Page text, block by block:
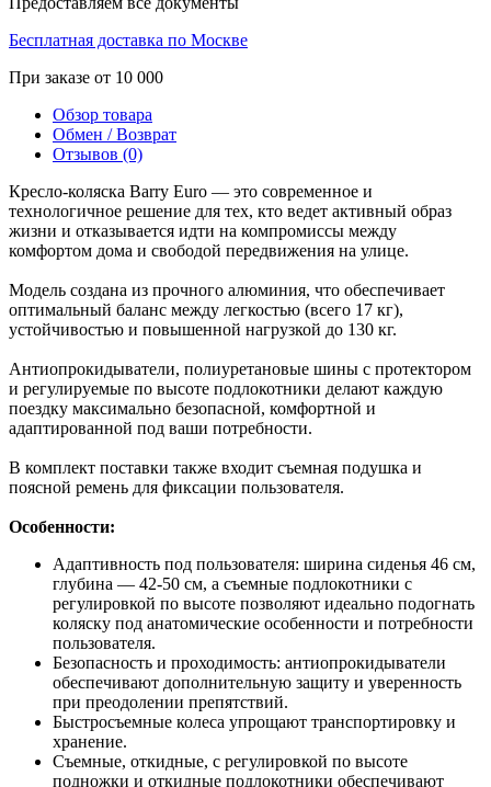
Бесплатная доставка по Москве
При заказе от 10 000
Обзор товара
Обмен / Возврат
Отзывов (0)
Кресло-коляска Barry Euro — это современное и
технологичное решение для тех, кто ведет активный образ
жизни и отказывается идти на компромиссы между
комфортом дома и свободой передвижения на улице.
Модель создана из прочного алюминия, что обеспечивает
оптимальный баланс между легкостью (всего 17 кг),
устойчивостью и повышенной нагрузкой до 130 кг.
Антиопрокидыватели, полиуретановые шины с протектором
и регулируемые по высоте подлокотники делают каждую
поездку максимально безопасной, комфортной и
адаптированной под ваши потребности.
В комплект поставки также входит съемная подушка и
поясной ремень для фиксации пользователя.
Особенности:
Адаптивность под пользователя: ширина сиденья 46 см,
глубина — 42-50 см, а съемные подлокотники с
регулировкой по высоте позволяют идеально подогнать
коляску под анатомические особенности и потребности
пользователя.
Безопасность и проходимость: антиопрокидыватели
обеспечивают дополнительную защиту и уверенность
при преодолении препятствий.
Быстросъемные колеса упрощают транспортировку и
хранение.
Съемные, откидные, с регулировкой по высоте
подножки и откидные подлокотники обеспечивают